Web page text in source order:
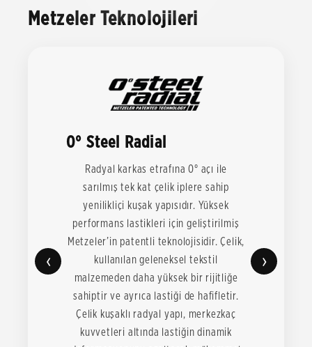
Metzeler Teknolojileri
‹
0° Steel Radial
Radyal karkas etrafına 0° açı ile
sarılmış tek kat çelik iplere sahip
yenilikliçi kuşak yapısıdır. Yüksek
performans lastikleri için geliştirilmiş
Metzeler’in patentli teknolojisidir. Çelik,
kullanılan geleneksel tekstil
malzemeden daha yüksek bir rijitliğe
sahiptir ve ayrıca lastiği de hafifletir.
Çelik kuşaklı radyal yapı, merkezkaç
kuvvetleri altında lastiğin dinamik
›